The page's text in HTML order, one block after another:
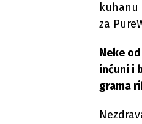
za
Neke
inćuni i
grama